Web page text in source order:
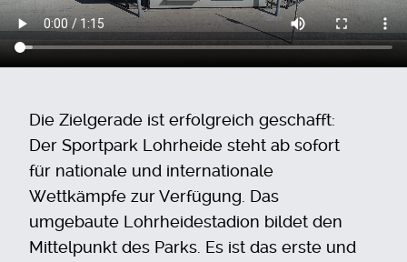
Die Zielgerade ist erfolgreich geschafft:
Der Sportpark Lohrheide steht ab sofort
für nationale und internationale
Wettkämpfe zur Verfügung. Das
umgebaute Lohrheidestadion bildet den
Mittelpunkt des Parks. Es ist das erste und